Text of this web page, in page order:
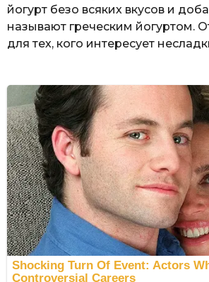
йогурт безо всяких вкусов и
называют греческим йогуртом.
для тех, кого интересует